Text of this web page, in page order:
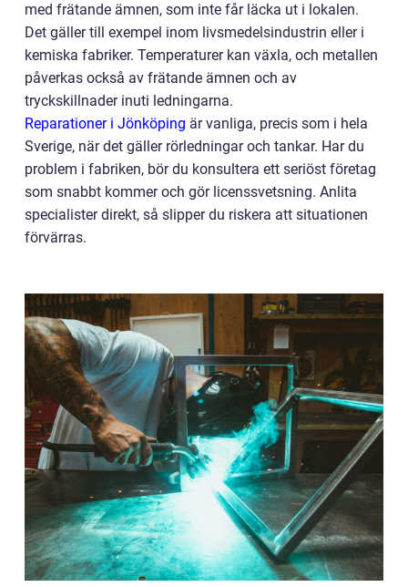
med frätande ämnen, som inte får läcka ut i lokalen.
Det gäller till exempel inom livsmedelsindustrin eller i
kemiska fabriker. Temperaturer kan växla, och metallen
påverkas också av frätande ämnen och av
tryckskillnader inuti ledningarna.
Reparationer i Jönköping är vanliga, precis som i hela
Sverige, när det gäller rörledningar och tankar. Har du
problem i fabriken, bör du konsultera ett seriöst företag
som snabbt kommer och gör licenssvetsning. Anlita
specialister direkt, så slipper du riskera att situationen
förvärras.